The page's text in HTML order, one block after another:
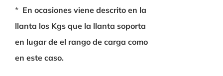
* En ocasiones viene descrito en la
llanta los Kgs que la llanta soporta
en lugar de el rango de carga como
en este caso.